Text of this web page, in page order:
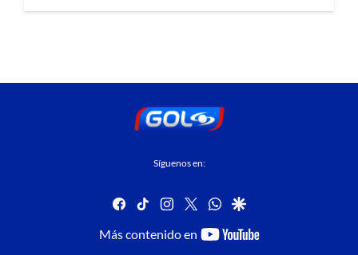
Síguenos en:
facebook
tiktok instagram
twitterwhatsapp
google
Más contenido en
youtube-